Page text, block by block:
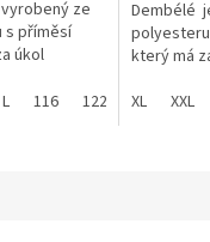
střední modrá 55 navy
ze
s příměsí
úkol
L 116 122 128 134
5
hvězdiček.
Dembélé
polyesteru
který má
XL XXL